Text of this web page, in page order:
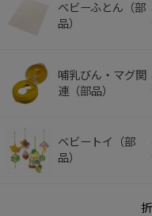
ベビーふとん（部
品）
哺乳びん・マグ関
連（部品）
ベビートイ（部
品）